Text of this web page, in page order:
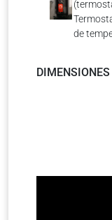
de
DIMENSIONES